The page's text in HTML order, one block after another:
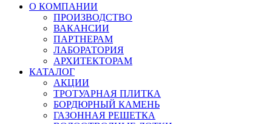
О КОМПАНИИ
ПРОИЗВОДСТВО
ВАКАНСИИ
ПАРТНЕРАМ
ЛАБОРАТОРИЯ
АРХИТЕКТОРАМ
КАТАЛОГ
АКЦИИ
ТРОТУАРНАЯ ПЛИТКА
БОРДЮРНЫЙ КАМЕНЬ
ГАЗОННАЯ РЕШЕТКА